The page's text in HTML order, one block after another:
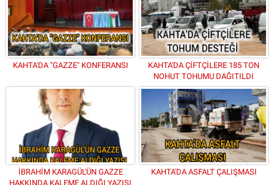
KAHTA'DA "GAZZE" KONFERANSI
KAHTA'DA ÇİFTÇİLERE 185 TON
NOHUT TOHUMU DAĞITILDI
İBRAHİM KARAGÜL'ÜN GAZZE
HAKKINDA KALEME ALDIĞI YAZISI
KAHTA'DA ASFALT ÇALIŞMASI